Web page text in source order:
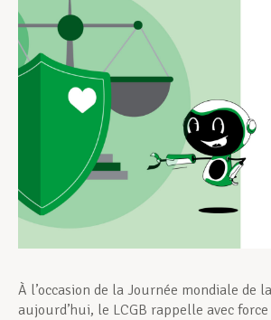
Développement professionnel
Devenir Membre
Actualités
À l’occasion de la Journée mondiale de
aujourd’hui, le LCGB rappelle avec